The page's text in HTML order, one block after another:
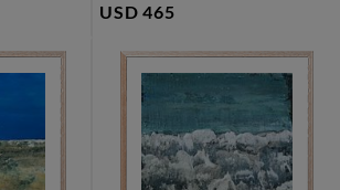
USD 465